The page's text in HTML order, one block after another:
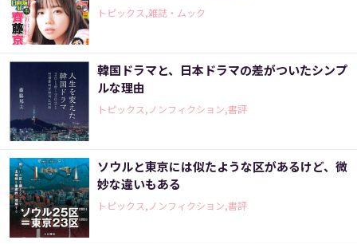
トピックス,雑誌・ムック
韓国ドラマと、日本ドラマの差がついたシンプ
ルな理由
トピックス,ノンフィクション,書評
ソウルと東京には似たような区があるけど、微
妙な違いもある
トピックス,ノンフィクション,書評